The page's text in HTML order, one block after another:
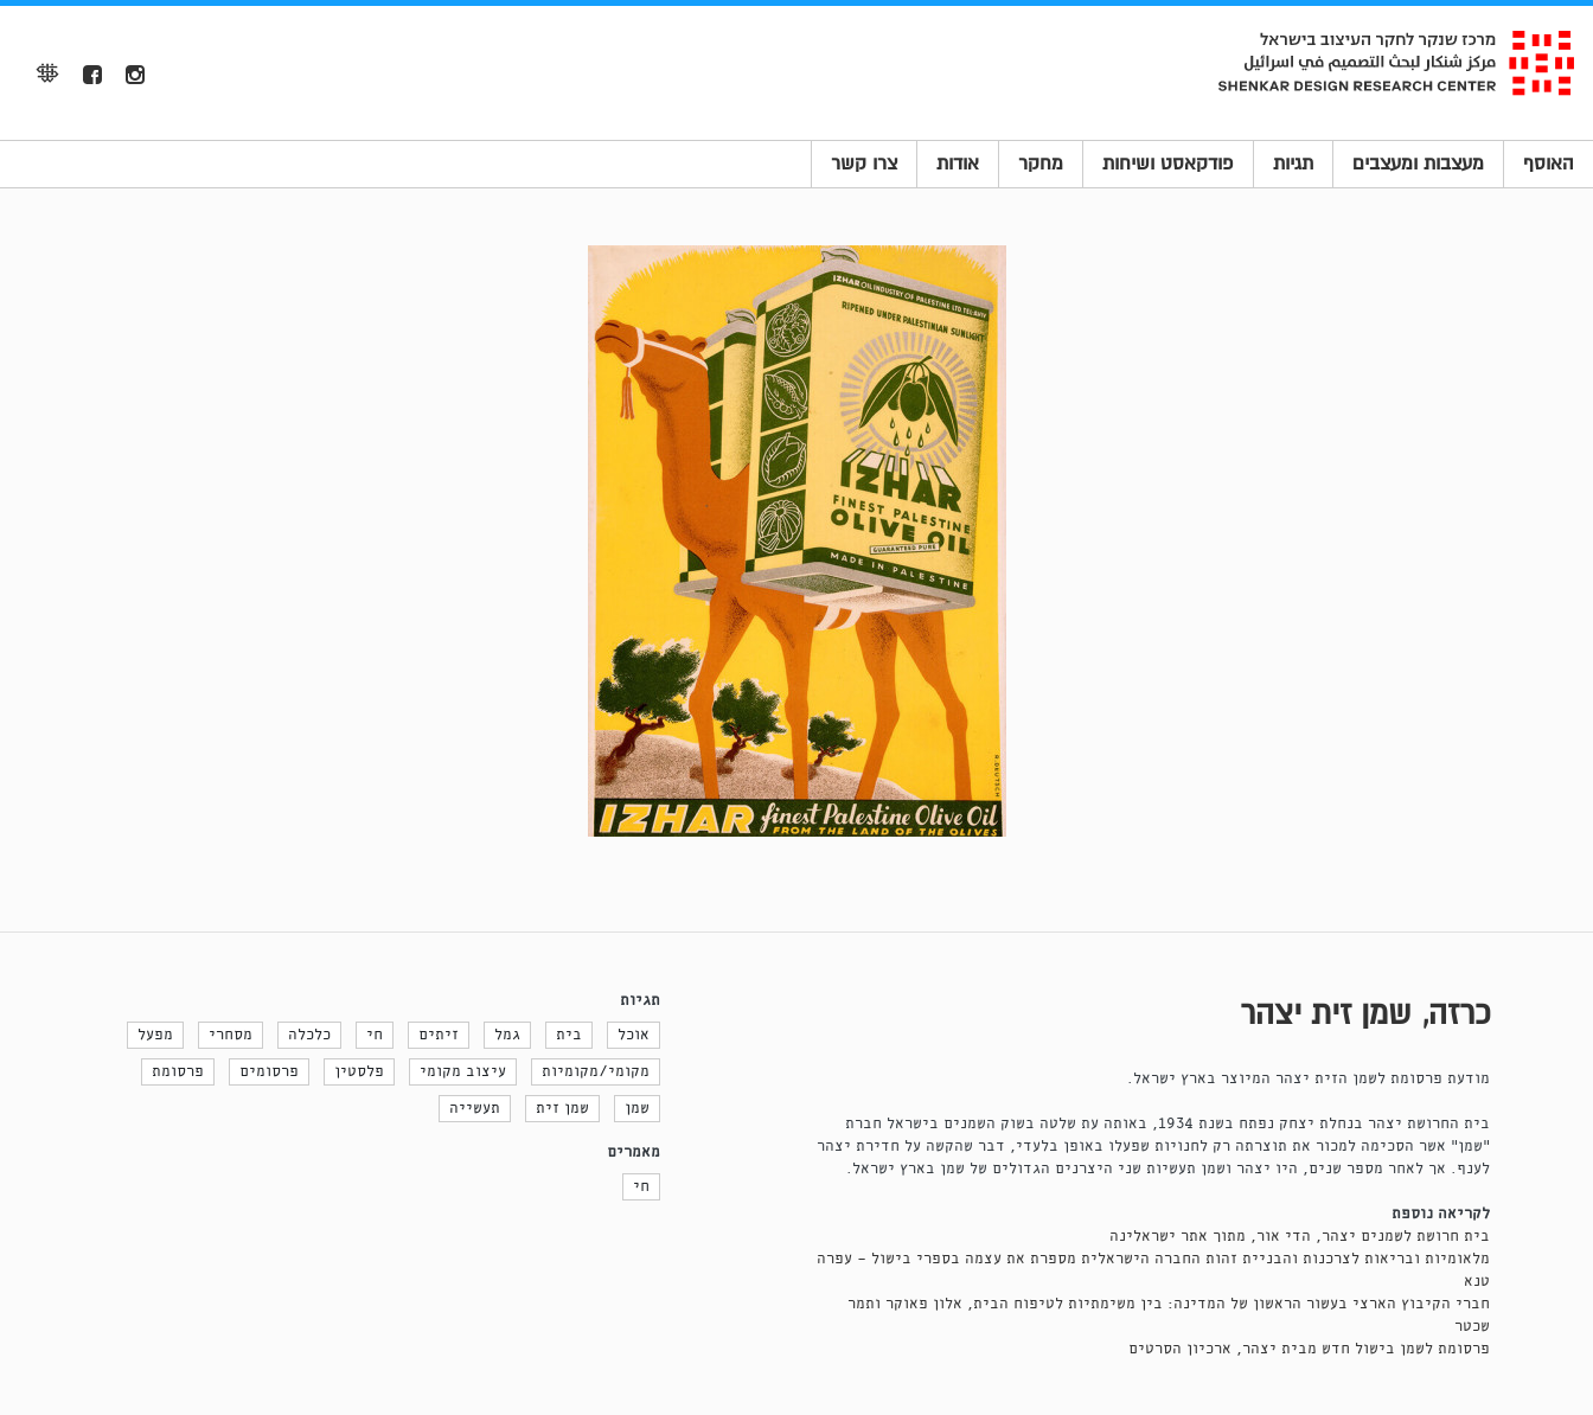
האוסף מעצבות ומעצבים תגיות פודקאסט ושיחות מחקר אודות צרו קשר
כרזה, שמן זית יצהר
מודעת פרסומת לשמן הזית יצהר המיוצר בארץ ישראל.
בית החרושת יצהר בנחלת יצחק נפתח בשנת 1934, באותה עת שלטה בשוק השמנים בישראל חברת
"שמן" אשר הסכימה למכור את תוצרתה רק לחנויות שפעלו באופן בלעדי, דבר שהקשה על חדירת יצהר
לענף. אך לאחר מספר שנים, היו יצהר ושמן תעשיות שני היצרנים הגדולים של שמן בארץ ישראל.
לקריאה נוספת
בית חרושת לשמנים יצהר, הדי אור, מתוך אתר ישראלינה
מלאומיות ובריאות לצרכנות והבניית זהות החברה הישראלית מספרת את עצמה בספרי בישול — עפרה
טנא
חברי הקיבוץ הארצי בעשור הראשון של המדינה: בין משימתיות לטיפוח הבית, אלון פאוקר ותמר
שכטר
פרסומת לשמן בישול חדש מבית יצהר, ארכיון הסרטים
תגיות
אוכל בית גמל זיתים חי כלכלה מסחרי מפעל
מקומי/מקומיות עיצוב מקומי פלסטין פרסומים פרסומת
שמן שמן זית תעשייה
מאמרים
חי